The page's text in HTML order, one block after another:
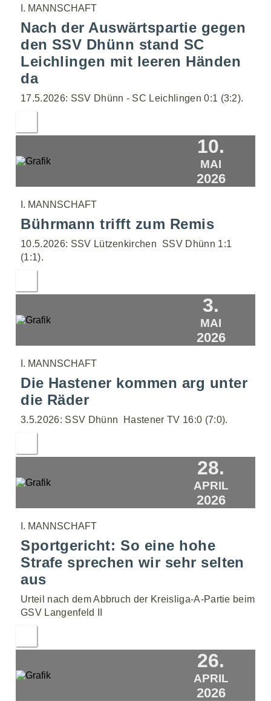
I. MANNSCHAFT
Nach der Auswärtspartie gegen
den SSV Dhünn stand SC
Leichlingen mit leeren Händen
da
17.5.2026: SSV Dhünn - SC Leichlingen 0:1 (3:2).
10.
MAI
2026
I. MANNSCHAFT
Bührmann trifft zum Remis
10.5.2026: SSV Lützenkirchen  SSV Dhünn 1:1
(1:1).
3.
MAI
2026
I. MANNSCHAFT
Die Hastener kommen arg unter
die Räder
3.5.2026: SSV Dhünn  Hastener TV 16:0 (7:0).
28.
APRIL
2026
I. MANNSCHAFT
Sportgericht: So eine hohe
Strafe sprechen wir sehr selten
aus
Urteil nach dem Abbruch der Kreisliga-A-Partie beim
GSV Langenfeld II
26.
APRIL
2026